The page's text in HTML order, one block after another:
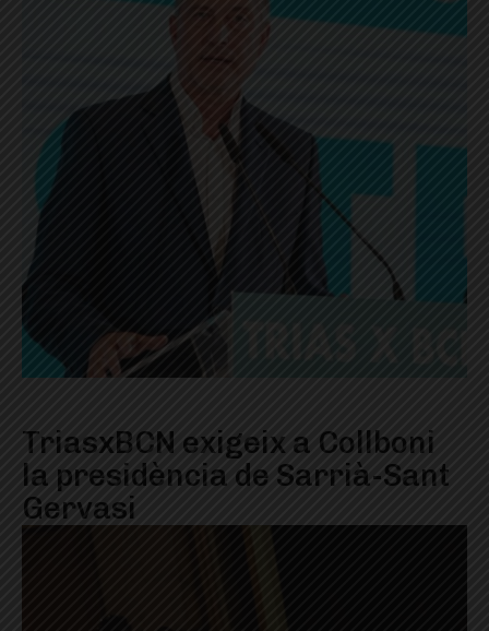
TriasxBCN exigeix a Collboni
la presidència de Sarrià-Sant
Gervasi